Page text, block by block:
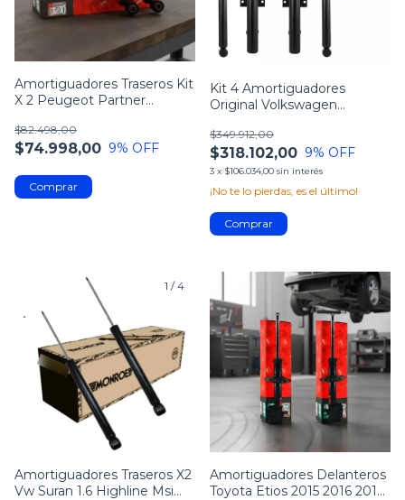
Amortiguadores Traseros Kit
X 2 Peugeot Partner
$74.998,00
$82.498,00
9% OFF
Kit 4 Amortiguadores
Original Volkswagen
$318.102,00
$349.912,00
9% OFF
3 x $106.034,00 sin interés
¡No te lo pierdas, es el último!
1 /4
Amortiguadores Traseros X2
Vw Suran 1.6 Highline Msi
1 /3
Amortiguadores Delanteros
Toyota Etios 2015 2016 2017